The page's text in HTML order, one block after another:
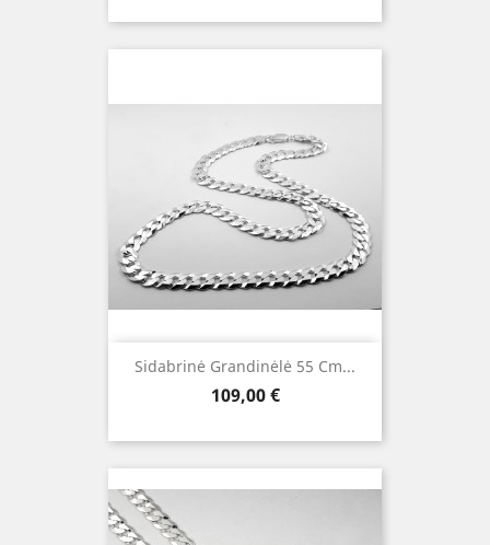
Sidabrinė Grandinėlė 55 Cm...
Kaina
109,00 €